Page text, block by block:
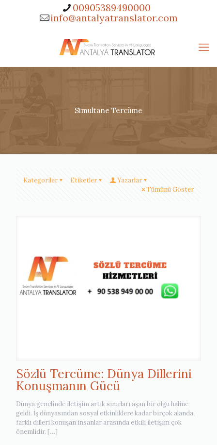
00905389490000
info@antalyatranslator.com
Simultane Tercüme
Kategoriler Etiketler
Yazarlar
Tümünü Göster
Sözlü Tercüme: Dünya Dillerini
Konuşmanın Gücü
Dünya genelinde iletişim artık sınırları aşan bir olgu haline
geldi. İş dünyasından sosyal etkinliklere kadar birçok alanda,
farklı dilleri konuşan insanlar arasında etkili iletişim çok
önemlidir. […]